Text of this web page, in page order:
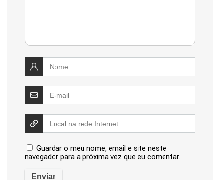
Guardar o meu nome, email e site neste
navegador para a próxima vez que eu comentar.